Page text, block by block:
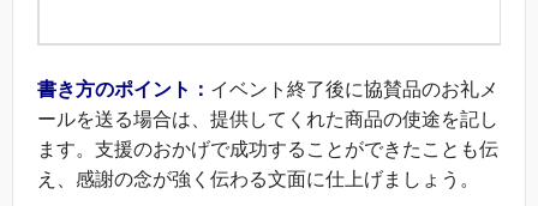
書き方のポイント： イベント終了後に協賛品のお礼メ
ールを送る場合は、提供してくれた商品の使途を記し
ます。支援のおかげで成功することができたことも伝
え、感謝の念が強く伝わる文面に仕上げましょう。